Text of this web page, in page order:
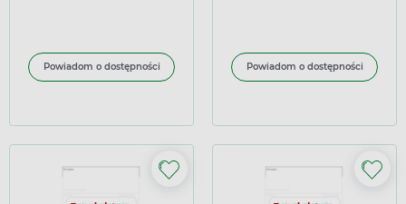
Powiadom o dostępności Powiadom o dostępności